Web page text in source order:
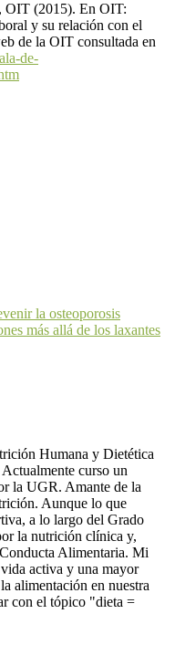
OIT (2015). En OIT:
y su relación con el
de la OIT consultada en
de-
la osteoporosis
más allá de los laxantes
Humana y Dietética
curso un
la UGR. Amante de la
Aunque lo que
a lo largo del Grado
la nutrición clínica y,
Alimentaria. Mi
activa y una mayor
alimentación en nuestra
con el tópico "dieta =